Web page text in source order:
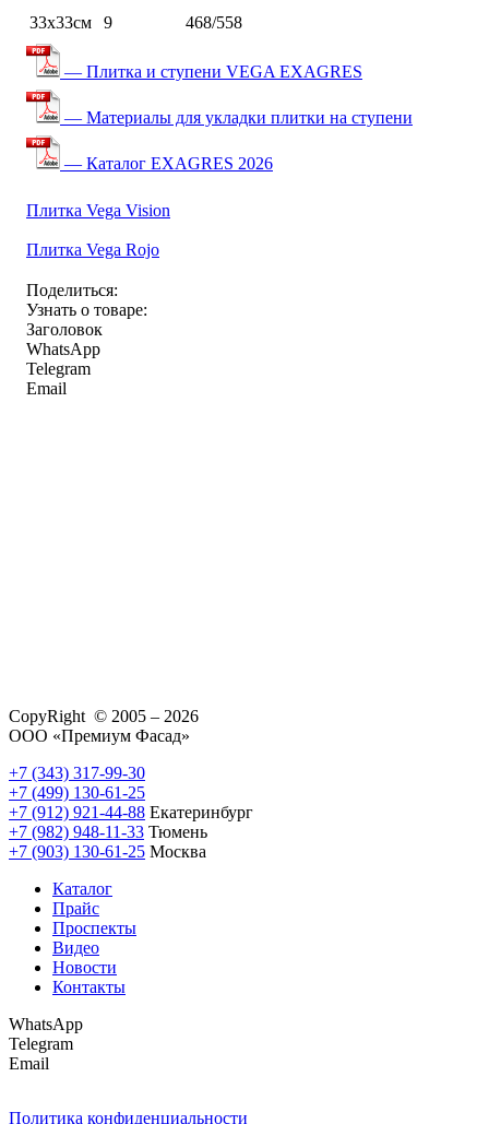
33х33см 9 468/558
— Плитка и ступени VEGA EXAGRES
— Материалы для укладки плитки на ступени
— Каталог EXAGRES 2026
Плитка Vega Vision
Плитка Vega Rojo
Поделиться:
Узнать о товаре:
Заголовок
WhatsApp
Telegram
Email
CopyRight © 2005 – 2026
ООО «Премиум Фасад»
+7 (343) 317-99-30
+7 (499) 130-61-25
+7 (912) 921-44-88 Екатеринбург
+7 (982) 948-11-33 Тюмень
+7 (903) 130-61-25 Москва
Каталог
Прайс
Проспекты
Видео
Новости
Контакты
WhatsApp
Telegram
Email
Политика конфиденциальности